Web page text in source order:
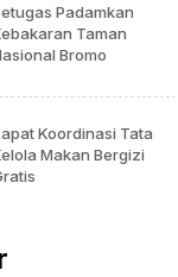
Padamkan
Taman
Bromo
Koordinasi Tata
Makan Bergizi